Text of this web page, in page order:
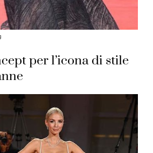
per l’icona di stile